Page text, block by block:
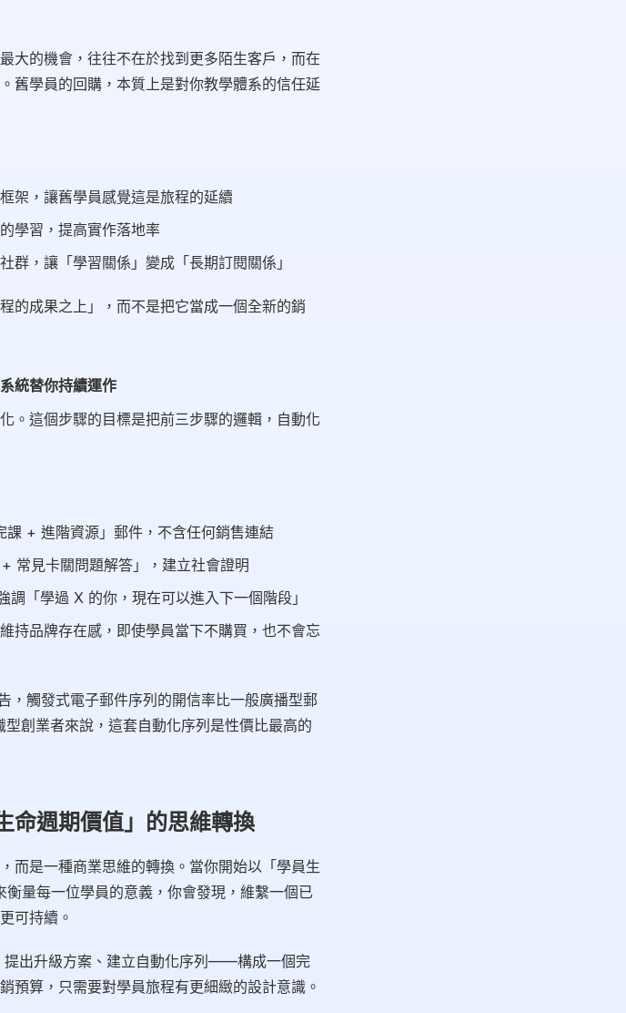
大的機會，往往不在於找到更多陌生客戶，而在
舊學員的回購，本質上是對你教學體系的信任延
架，讓舊學員感覺這是旅程的延續
學習，提高實作落地率
群，讓「學習關係」變成「長期訂閱關係」
的成果之上」，而不是把它當成一個全新的銷
統替你持續運作
。這個步驟的目標是把前三步驟的邏輯，自動化
課 + 進階資源」郵件，不含任何銷售連結
常見卡關問題解答」，建立社會證明
調「學過 X 的你，現在可以進入下一個階段」
持品牌存在感，即使學員當下不購買，也不會忘
觸發式電子郵件序列的開信率比一般廣播型郵
創業者來說，這套自動化序列是性價比最高的
命週期價值」的思維轉換
而是一種商業思維的轉換。當你開始以「學員生
量每一位學員的意義，你會發現，維繫一個已
可持續。
出升級方案、建立自動化序列——構成一個完
預算，只需要對學員旅程有更細緻的設計意識。